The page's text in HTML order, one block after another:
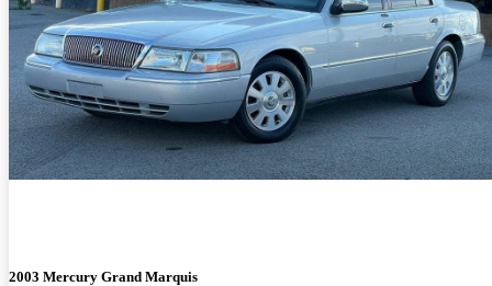
2003 Mercury Grand Marquis